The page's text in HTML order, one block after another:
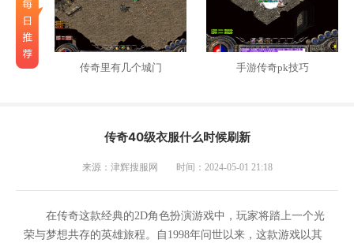
传奇里有几个城门 手游传奇pk技巧
传奇40级衣服什么时候刷新
来源：津辉搜服网 时间：2024-05-01 21:18
在传奇这款经典的2D角色扮演游戏中，玩家将踏上一个光
荣与梦想共存的英雄旅程。自1998年问世以来，这款游戏以其